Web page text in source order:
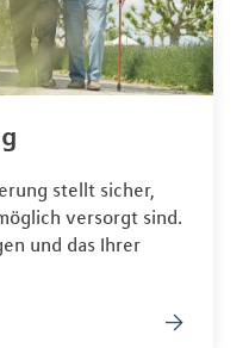
stellt sicher,
versorgt sind.
und das Ihrer